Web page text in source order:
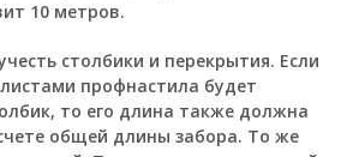
10 метров.
столбики и перекрытия. Если
профнастила будет
то его длина также должна
общей длины забора. То же